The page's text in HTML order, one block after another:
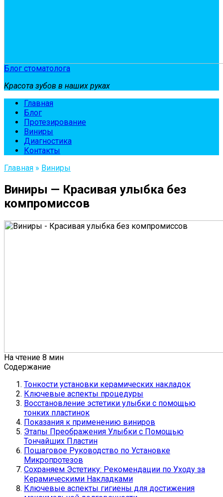
Блог стоматолога
Красота зубов в наших руках
Главная
Блог
Протезирование
Виниры
Диагностика
Контакты
Главная » Виниры
Виниры — Красивая улыбка без
компромиссов
На чтение 8 мин
Содержание
Тонкости установки керамических накладок
Ключевые аспекты процедуры
Восстановление эстетики улыбки с помощью
тонких пластинок
Показания к применению виниров
Этапы Преображения Улыбки с Помощью
Тончайших Пластин
Пошаговое Руководство по Установке
Микропротезов
Сохраняем Эстетику: Рекомендации по Уходу за
Керамическими Накладками
Ключевые аспекты гигиены для достижения